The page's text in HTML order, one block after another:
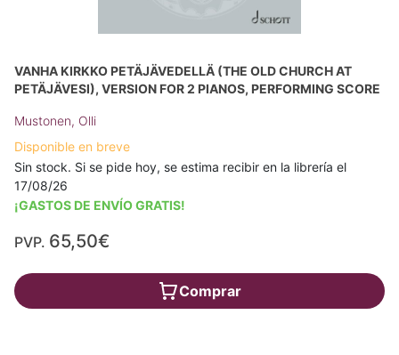
VANHA KIRKKO PETÄJÄVEDELLÄ (THE OLD CHURCH AT
PETÄJÄVESI), VERSION FOR 2 PIANOS, PERFORMING SCORE
Mustonen, Olli
Disponible en breve
Sin stock. Si se pide hoy, se estima recibir en la librería el
17/08/26
¡GASTOS DE ENVÍO GRATIS!
PVP. 65,50€
Comprar